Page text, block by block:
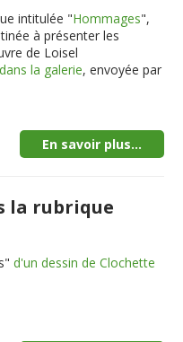
intitulée "Hommages",
à présenter les
de Loisel
la galerie, envoyée par
En savoir plus...
la rubrique
d'un dessin de Clochette